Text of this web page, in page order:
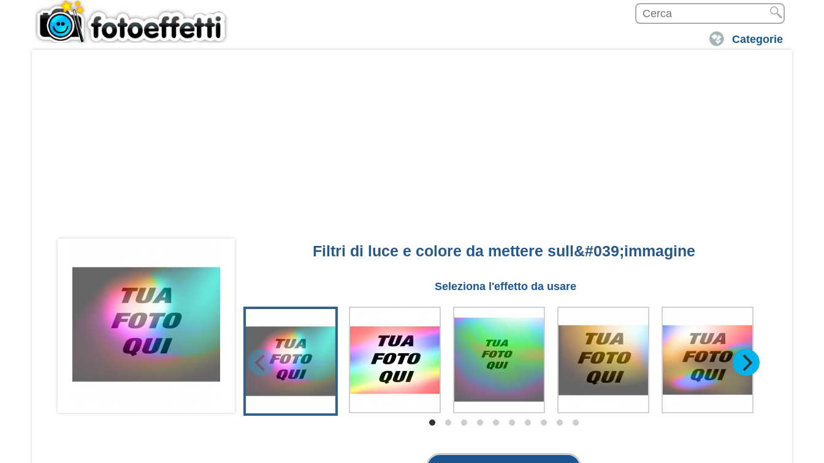
Categorie
Filtri di luce e colore da mettere sull&#039;immagine
Seleziona l'effetto da usare